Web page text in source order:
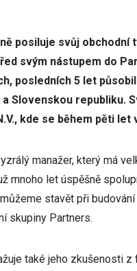
posiluje svůj obchodní
svým nástupem do
posledních 5 let
Slovenskou republiku.
kde se během pěti
manažer, který má
mnoho let úspěšně
stavět při
skupiny Partners.
také jeho zkušenosti